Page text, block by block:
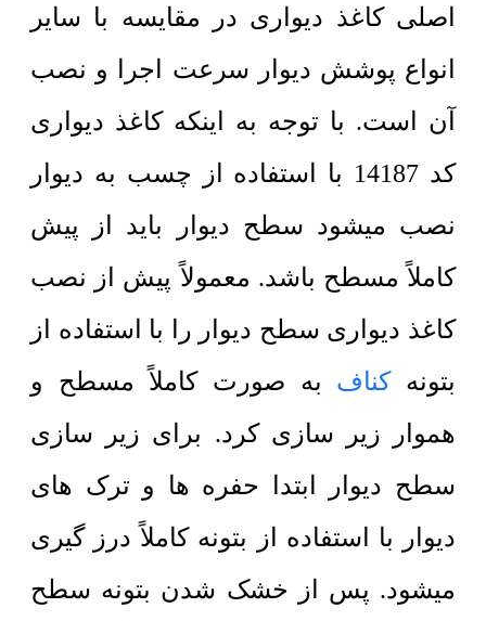
اصلی کاغذ دیواری در مقایسه با سایر
انواع پوشش دیوار سرعت اجرا و نصب
آن است. با توجه به اینکه کاغذ دیواری
کد 14187 با استفاده از چسب به دیوار
نصب میشود سطح دیوار باید از پیش
کاملاً مسطح باشد. معمولاً پیش از نصب
کاغذ دیواری سطح دیوار را با استفاده از
بتونهکناف به صورت کاملاً مسطح و
هموار زیر سازی کرد. برای زیر سازی
سطح دیوار ابتدا حفره ها و ترک های
دیوار با استفاده از بتونه کاملاً درز گیری
میشود. پس از خشک شدن بتونه سطح